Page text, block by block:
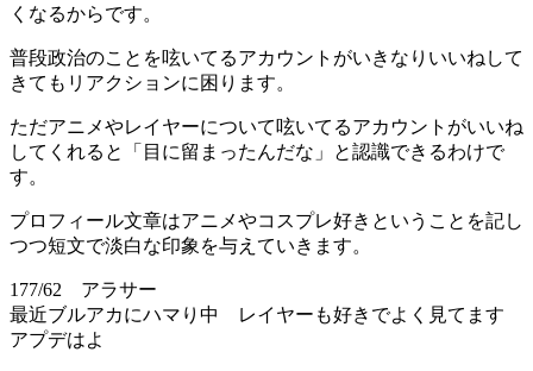
くなるからです。
普段政治のことを呟いてるアカウントがいきなりいいねして
きてもリアクションに困ります。
ただアニメやレイヤーについて呟いてるアカウントがいいね
してくれると「目に留まったんだな」と認識できるわけで
す。
プロフィール文章はアニメやコスプレ好きということを記し
つつ短文で淡白な印象を与えていきます。
177/62 アラサー
最近ブルアカにハマり中 レイヤーも好きでよく見てます
アプデはよ